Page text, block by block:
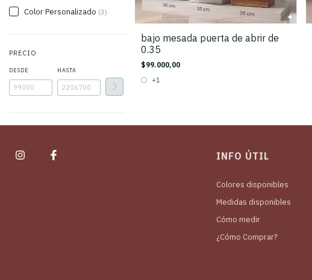
Color Personalizado (3)
PRECIO
DESDE HASTA
bajo mesada puerta de abrir de
0.35
$99.000,00
+1
INFO ÚTIL
Colores disponibles
Medidas disponibles
Cómo medir
¿Cómo Comprar?